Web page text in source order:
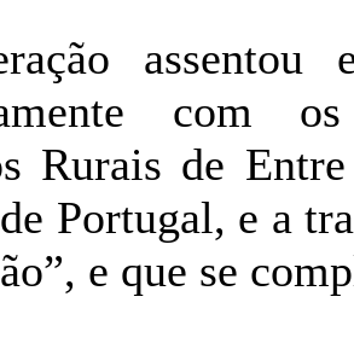
assentou
com
Rurais de
Portugal, e a
e que se